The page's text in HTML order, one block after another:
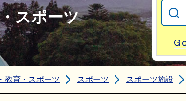
スポーツ
教育・スポーツ スポーツ スポーツ施設